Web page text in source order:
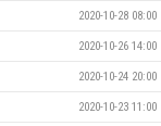
2020-10-28 08:00
2020-10-26 14:00
2020-10-24 20:00
2020-10-23 11:00